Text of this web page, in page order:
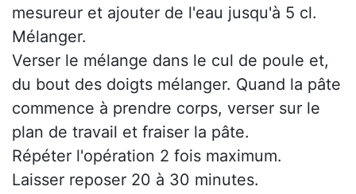
mesureur et ajouter de l'eau jusqu'à 5 cl.
Mélanger.
Verser le mélange dans le cul de poule et,
du bout des doigts mélanger. Quand la pâte
commence à prendre corps, verser sur le
plan de travail et fraiser la pâte.
Répéter l'opération 2 fois maximum.
Laisser reposer 20 à 30 minutes.